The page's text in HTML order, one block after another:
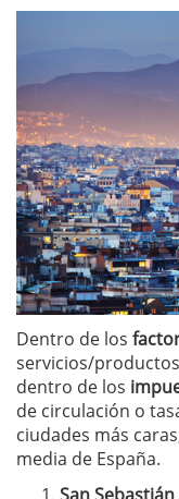
Dentro de los
servicios/
dentro de los
de circulación o
ciudades más
media de España.